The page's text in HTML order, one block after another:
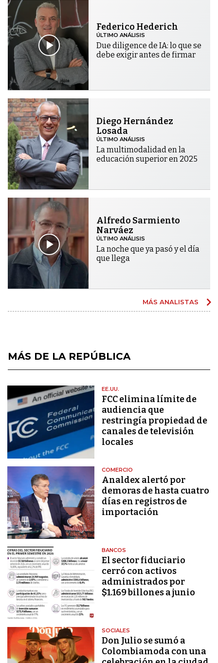
Federico Hederich
ÚLTIMO ANÁLISIS
Due diligence de IA: lo que se
debe exigir antes de firmar
Diego Hernández
Losada
ÚLTIMO ANÁLISIS
La multimodalidad en la
educación superior en 2025
Alfredo Sarmiento
Narváez
ÚLTIMO ANÁLISIS
La noche que ya pasó y el día
que llega
MÁS ANALISTAS
MÁS DE LA REPÚBLICA
EE.UU.
FCC elimina límite de
audiencia que
restringía propiedad de
canales de televisión
locales
COMERCIO
Analdex alertó por
demoras de hasta cuatro
días en registros de
importación
BANCOS
El sector fiduciario
cerró con activos
administrados por
$1.169 billones a junio
SOCIALES
Don Julio se sumó a
Colombiamoda con una